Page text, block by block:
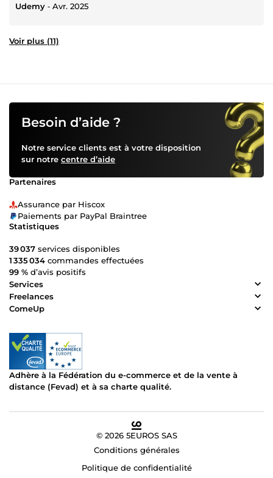
Udemy ‐ Avr. 2025
Voir plus (11)
Besoin d’aide ?
Notre service clients est à votre disposition
sur notre centre d’aide
Partenaires
Assurance par Hiscox
Paiements par PayPal Braintree
Statistiques
39 037 services disponibles
1 335 034 commandes effectuées
99 % d’avis positifs
Services
Freelances
ComeUp
Adhère à la Fédération du e-commerce et de la vente à
distance (Fevad) et à sa charte qualité.
© 2026 5EUROS SAS
Conditions générales
Politique de confidentialité